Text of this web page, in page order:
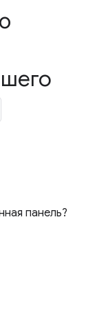
панель?